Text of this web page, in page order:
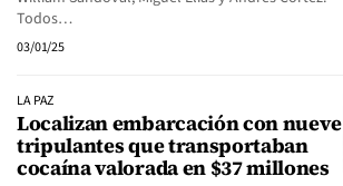
Todos…
03/01/25
LA PAZ
Localizan embarcación con nueve
tripulantes que transportaban
cocaína valorada en $37 millones